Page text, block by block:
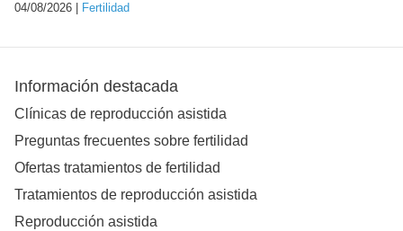
04/08/2026 | Fertilidad
Información destacada
Clínicas de reproducción asistida
Preguntas frecuentes sobre fertilidad
Ofertas tratamientos de fertilidad
Tratamientos de reproducción asistida
Reproducción asistida